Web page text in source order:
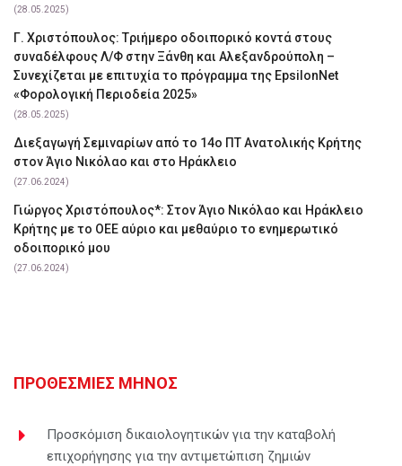
(28.05.2025)
Γ. Χριστόπουλος: Tριήμερο οδοιπορικό κοντά στους
συναδέλφους Λ/Φ στην Ξάνθη και Αλεξανδρούπολη –
Συνεχίζεται με επιτυχία το πρόγραμμα της EpsilonNet
«Φορολογική Περιοδεία 2025»
(28.05.2025)
Διεξαγωγή Σεμιναρίων από το 14ο ΠΤ Ανατολικής Κρήτης
στον Άγιο Νικόλαο και στο Ηράκλειο
(27.06.2024)
Γιώργος Χριστόπουλος*: Στον Άγιο Νικόλαο και Ηράκλειο
Κρήτης με το ΟΕΕ αύριο και μεθαύριο το ενημερωτικό
οδοιπορικό μου
(27.06.2024)
ΠΡΟΘΕΣΜΙΕΣ ΜΗΝΟΣ
Προσκόμιση δικαιολογητικών για την καταβολή
επιχορήγησης για την αντιμετώπιση ζημιών